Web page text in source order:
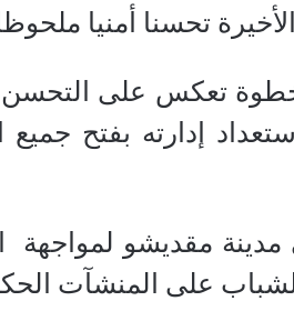
تحسنا أمنيا
تعكس على التحسن
إدارته بفتح جميع
مقديشو لمواجهة
على المنشآت